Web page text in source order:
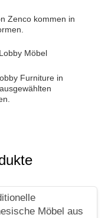
Zenco kommen in
Möbel
Furniture in
Möbel aus